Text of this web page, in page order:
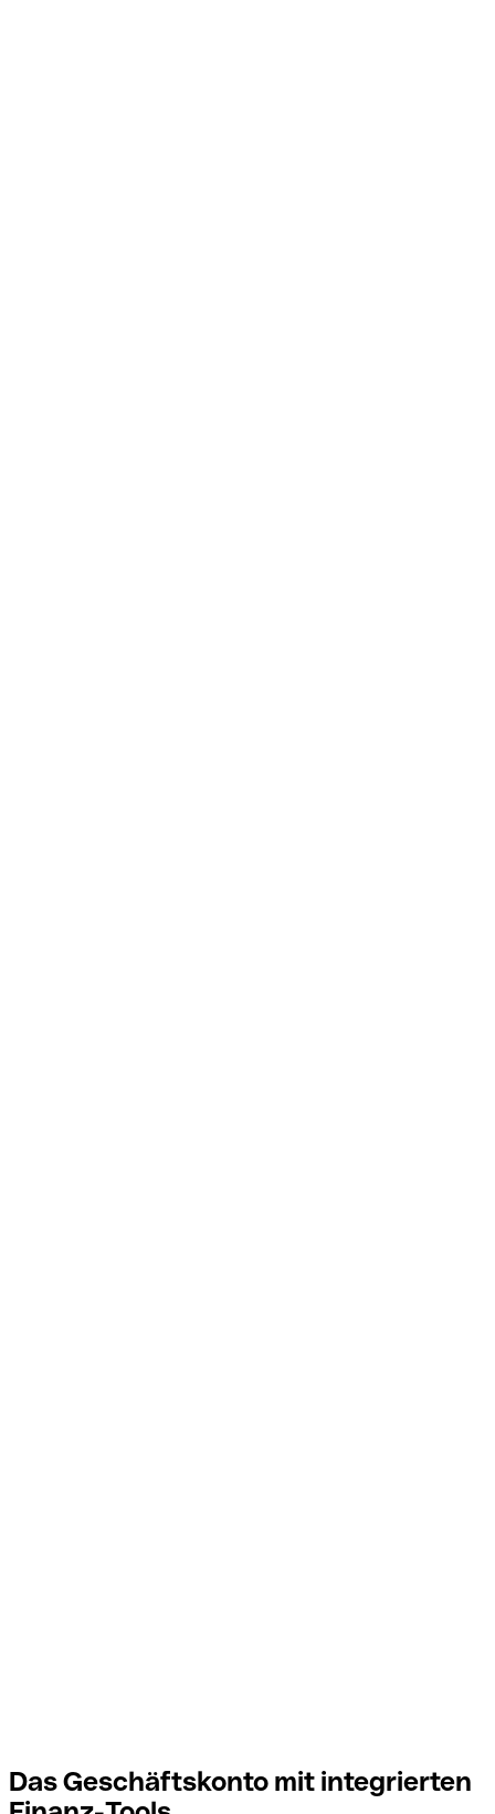
Das Geschäftskonto mit integrierten